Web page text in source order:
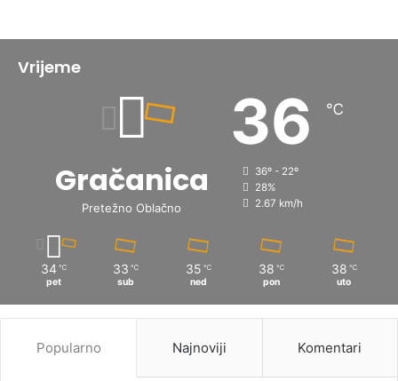
Vrijeme
Gračanica
Pretežno Oblačno
36 ℃
36º - 22º
28%
2.67 km/h
34 ℃
pet
33 ℃
sub
35 ℃
ned
38 ℃
pon
38 ℃
uto
Popularno Najnoviji Komentari